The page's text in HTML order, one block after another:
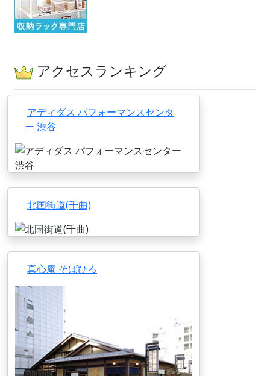
アクセスランキング
アディダス パフォーマンスセンタ
ー 渋谷
北国街道(千曲)
真心庵 そばひろ